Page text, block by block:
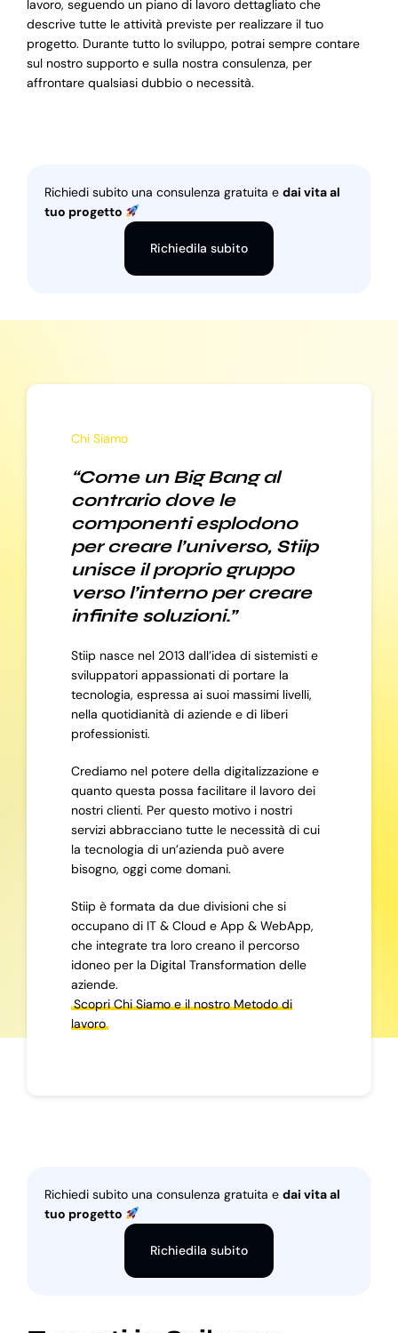
lavoro, seguendo un piano di lavoro dettagliato che
descrive tutte le attività previste per realizzare il tuo
progetto. Durante tutto lo sviluppo, potrai sempre contare
sul nostro supporto e sulla nostra consulenza, per
affrontare qualsiasi dubbio o necessità.
Richiedi subito una consulenza gratuita e dai vita al
tuo progetto
Richiedila subito
Chi Siamo
“Come un Big Bang al
contrario dove le
componenti esplodono
per creare l’universo, Stiip
unisce il proprio gruppo
verso l’interno per creare
infinite soluzioni.”
Stiip nasce nel 2013 dall’idea di sistemisti e
sviluppatori appassionati di portare la
tecnologia, espressa ai suoi massimi livelli,
nella quotidianità di aziende e di liberi
professionisti.
Crediamo nel potere della digitalizzazione e
quanto questa possa facilitare il lavoro dei
nostri clienti. Per questo motivo i nostri
servizi abbracciano tutte le necessità di cui
la tecnologia di un’azienda può avere
bisogno, oggi come domani.
Stiip è formata da due divisioni che si
occupano di IT & Cloud e App & WebApp,
che integrate tra loro creano il percorso
idoneo per la Digital Transformation delle
aziende.
Scopri Chi Siamo e il nostro Metodo di
lavoro
Richiedi subito una consulenza gratuita e dai vita al
tuo progetto
Richiedila subito